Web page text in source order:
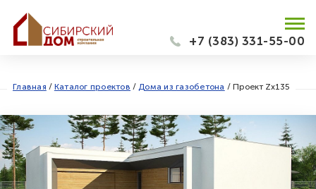
+7 (383) 331-55-00
Главная / Каталог проектов / Дома из газобетона / Проект Zx135